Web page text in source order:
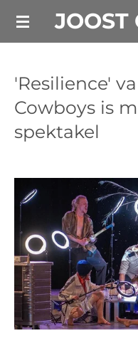
Ga
de
JOOST
'Resilience'
Cowboys is
spektakel